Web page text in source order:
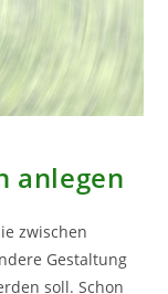
anlegen
zwischen
Gestaltung
soll. Schon